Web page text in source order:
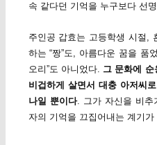
속 같다던 기억을 누구보다 선
주인공 갑효는 고등학생 시절,
하는 “짱”도, 아름다운 꿈을 품
오리”도 아니었다. 그 문화에 순
비겁하게 살면서 대충 아저씨
나일 뿐이다. 그가 자신을 비추
자의 기억을 끄집어내는 계기가